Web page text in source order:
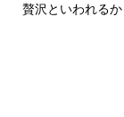
贅沢といわれる